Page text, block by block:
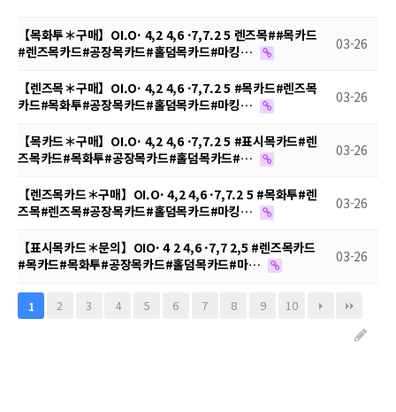
【목화투＊구매】OI.O· 4,2 4,6 ·7,7.2 5 렌즈목##목카드
#렌즈목카드#공장목카드#홀덤목카드#마킹…
03-26
【렌즈목＊구매】OI.O· 4,2 4,6 ·7,7.2 5 #목카드#렌즈목
카드#목화투#공장목카드#홀덤목카드#마킹…
03-26
【목카드＊구매】OI.O· 4,2 4,6 ·7,7.2 5 #표시목카드#렌
즈목카드#목화투#공장목카드#홀덤목카드#…
03-26
【렌즈목카드＊구매】OI.O· 4,2 4,6 ·7,7.2 5 #목화투#렌
즈목#렌즈목#공장목카드#홀덤목카드#마킹…
03-26
【표시목카드＊문의】OIO· 4 2 4,6 ·7,7 2,5 #렌즈목카드
#목카드#목화투#공장목카드#홀덤목카드#마…
03-26
1 2 3 4 5 6 7 8 9 10